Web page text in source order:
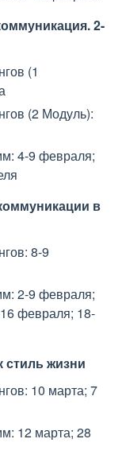
2-
(1
(2 Модуль):
4-9 февраля;
в
8-9
2-9 февраля;
февраля; 18-
стиль жизни
10 марта; 7
12 марта; 28